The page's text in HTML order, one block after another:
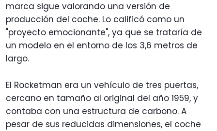
marca sigue valorando una versión de
producción del coche. Lo calificó como un
"proyecto emocionante", ya que se trataría de
un modelo en el entorno de los 3,6 metros de
largo.
El Rocketman era un vehículo de tres puertas,
cercano en tamaño al original del año 1959, y
contaba con una estructura de carbono. A
pesar de sus reducidas dimensiones, el coche